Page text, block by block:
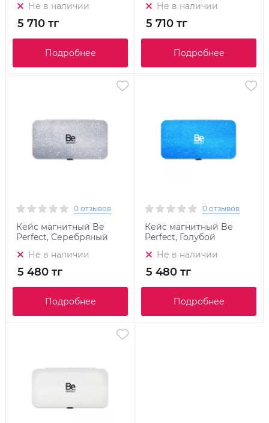
Не в наличии
5 710 тг
Подробнее
Не в наличии
5 710 тг
Подробнее
0 отзывов
Кейс магнитный Be
Perfect, Серебряный
Не в наличии
5 480 тг
Подробнее
0 отзывов
Кейс магнитный Be
Perfect, Голубой
Не в наличии
5 480 тг
Подробнее